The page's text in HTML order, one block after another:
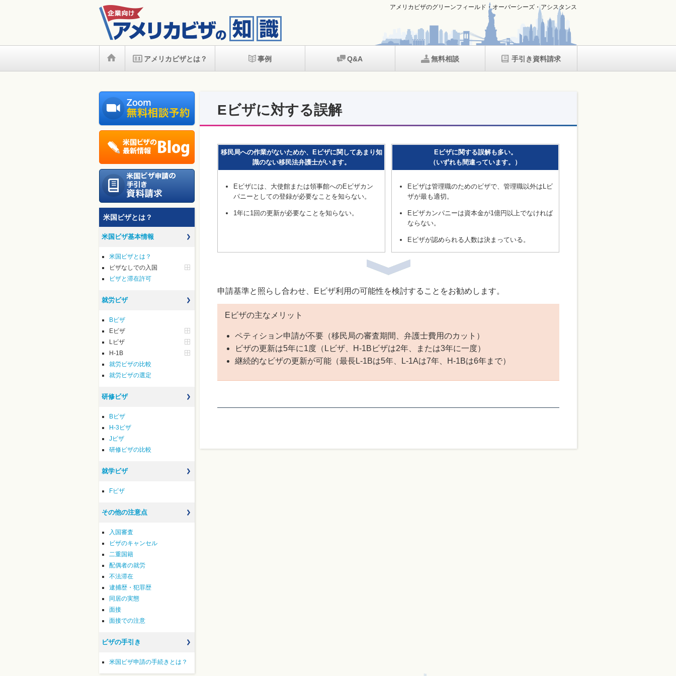
アメリカビザのグリーンフィールド・オーバーシーズ・アシスタンス
アメリカビザとは？ 事例 Q&A 無料相談 手引き資料請求
米国ビザとは？
米国ビザ基本情報
米国ビザとは？
ビザなしでの入国
ビザと滞在許可
就労ビザ
Bビザ
Eビザ
Lビザ
H-1B
就労ビザの比較
就労ビザの選定
研修ビザ
Bビザ
H-3ビザ
Jビザ
研修ビザの比較
就学ビザ
Fビザ
その他の注意点
入国審査
ビザのキャンセル
二重国籍
配偶者の就労
不法滞在
逮捕歴・犯罪歴
同居の実態
面接
面接での注意
ビザの手引き
米国ビザ申請の手続きとは？
Eビザに対する誤解
移民局への作業がないためか、Eビザに関してあまり知
識のない移民法弁護士がいます。
Eビザには、大使館または領事館へのEビザカン
パニーとしての登録が必要なことを知らない。
1年に1回の更新が必要なことを知らない。
Eビザに関する誤解も多い。
（いずれも間違っています。）
Eビザは管理職のためのビザで、管理職以外はLビ
ザが最も適切。
Eビザカンパニーは資本金が1億円以上でなければ
ならない。
Eビザが認められる人数は決まっている。
申請基準と照らし合わせ、Eビザ利用の可能性を検討することをお勧めします。
Eビザの主なメリット
ペティション申請が不要（移民局の審査期間、弁護士費用のカット）
ビザの更新は5年に1度（Lビザ、H-1Bビザは2年、または3年に一度）
継続的なビザの更新が可能（最長L-1Bは5年、L-1Aは7年、H-1Bは6年まで）